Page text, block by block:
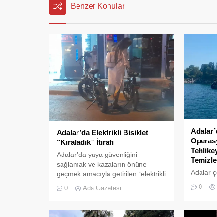
Benzer Konular
Adalar’da Elektrikli Bisiklet
“Kiraladık” İtirafı
Adalar’da yaya güvenliğini
sağlamak ve kazaların önüne
geçmek amacıyla getirilen “elektrikli
sayılıyor. Kameralara yansıyan son
denetimlerin yetersiz kaldığını bir
0 Ada Gazetesi
Adalar
neden
0